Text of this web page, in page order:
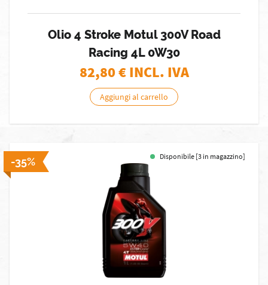
Olio 4 Stroke Motul 300V Road
Racing 4L 0W30
82,80€ INCL. IVA
Aggiungi al carrello
-35% Disponibile [3 in magazzino]